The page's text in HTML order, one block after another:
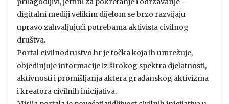
digitalni mediji velikim dijelom se brzo razvijaju
upravo zahvaljujući potrebama aktivista civilnog
društva.
Portal civilnodrustvo.hr je točka koja ih umrežuje,
objedinjuje informacije iz širokog spektra djelatnosti,
aktivnosti i promišljanja aktera građanskog aktivizma
i kreatora civilnih inicijativa.